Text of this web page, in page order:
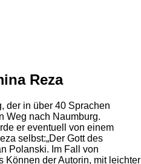
Reza
der in über 40 Sprachen
Weg nach Naumburg.
er eventuell von einem
selbst:„Der Gott des
Polanski. Im Fall von
Können der Autorin, mit leichter